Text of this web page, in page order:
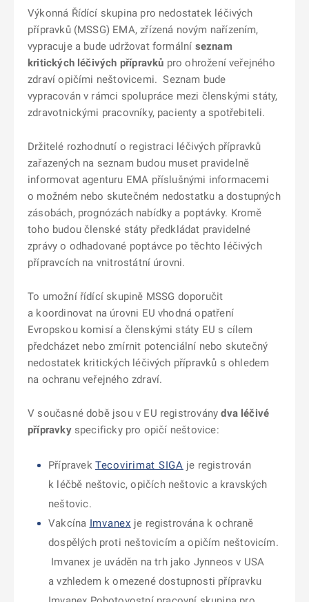
Výkonná Řídící skupina pro nedostatek léčivých
přípravků (MSSG) EMA, zřízená novým nařízením,
vypracuje a bude udržovat formální seznam
kritických léčivých přípravků pro ohrožení veřejného
zdraví opičími neštovicemi. Seznam bude
vypracován v rámci spolupráce mezi členskými státy,
zdravotnickými pracovníky, pacienty a spotřebiteli.
Držitelé rozhodnutí o registraci léčivých přípravků
zařazených na seznam budou muset pravidelně
informovat agenturu EMA příslušnými informacemi
o možném nebo skutečném nedostatku a dostupných
zásobách, prognózách nabídky a poptávky. Kromě
toho budou členské státy předkládat pravidelné
zprávy o odhadované poptávce po těchto léčivých
přípravcích na vnitrostátní úrovni.
To umožní řídící skupině MSSG doporučit
a koordinovat na úrovni EU vhodná opatření
Evropskou komisí a členskými státy EU s cílem
předcházet nebo zmírnit potenciální nebo skutečný
nedostatek kritických léčivých přípravků s ohledem
na ochranu veřejného zdraví.
V současné době jsou v EU registroványdva léčivé
přípravkyspecificky pro opičí neštovice:
Přípravek Tecovirimat SIGA je registrován
k léčbě neštovic, opičích neštovic a kravských
neštovic.
Vakcína Imvanex je registrována k ochraně
dospělých proti neštovicím a opičím neštovicím.
Imvanex je uváděn na trh jako Jynneos v USA
a vzhledem k omezené dostupnosti přípravku